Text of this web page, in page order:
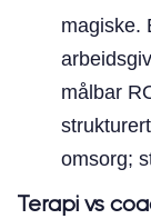
magiske.
målbar
omsorg;
Terapi vs